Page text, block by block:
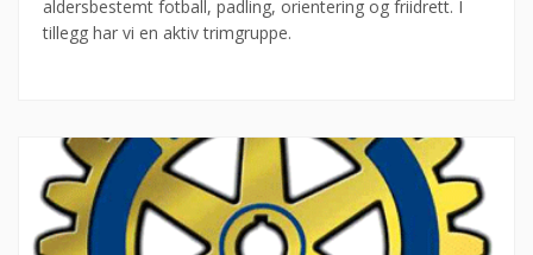
aldersbestemt fotball, padling, orientering og friidrett. I
tillegg har vi en aktiv trimgruppe.